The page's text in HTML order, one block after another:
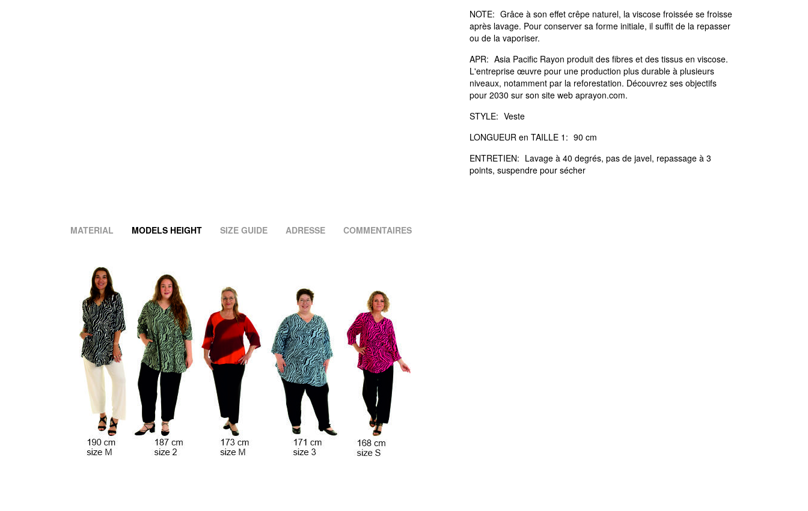
NOTE: Grâce à son effet crêpe naturel, la viscose froissée se froisse
après lavage. Pour conserver sa forme initiale, il suffit de la repasser
ou de la vaporiser.
APR: Asia Pacific Rayon produit des fibres et des tissus en viscose.
L'entreprise œuvre pour une production plus durable à plusieurs
niveaux, notamment par la reforestation. Découvrez ses objectifs
pour 2030 sur son site web aprayon.com.
STYLE: Veste
LONGUEUR en TAILLE 1: 90 cm
ENTRETIEN: Lavage à 40 degrés, pas de javel, repassage à 3
points, suspendre pour sécher
MATERIAL MODELS HEIGHT SIZE GUIDE ADRESSE COMMENTAIRES